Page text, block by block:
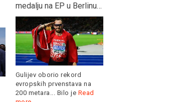
medalju na EP u Berlinu…
Gulijev oborio rekord
evropskih prvenstava na
200 metara... Bilo je Read